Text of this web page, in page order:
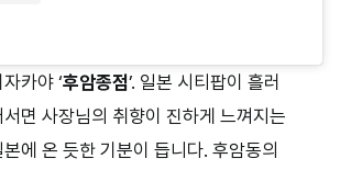
카야 ‘후암종점’. 일본 시티팝이 흘러
면 사장님의 취향이 진하게 느껴지는
에 온 듯한 기분이 듭니다. 후암동의